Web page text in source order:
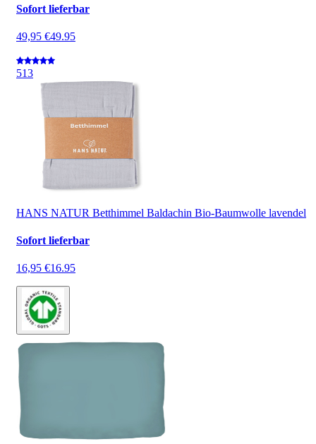
Sofort lieferbar
49,95 €49.95
513
HANS NATUR Betthimmel Baldachin Bio-Baumwolle lavendel
Sofort lieferbar
16,95 €16.95